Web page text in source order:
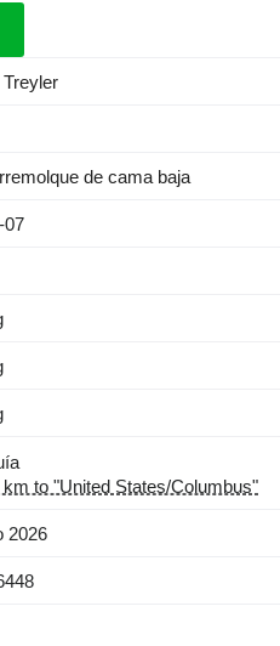
de cama baja
07
km to "United States/Columbus"
2026